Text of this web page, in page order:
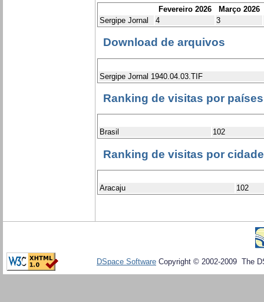
Fevereiro 2026
Março 2026
Sergipe Jornal
4 3
Download de arquivos
Sergipe Jornal 1940.04.03.TIF
Ranking de visitas por países
Brasil 102
Ranking de visitas por
Aracaju 102
DSpace Software Copyright © 2002-2009 The